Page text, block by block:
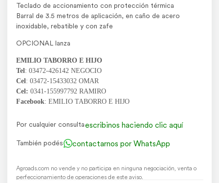
Teclado de accionamiento con protección térmica
Barral de 3.5 metros de aplicación, en caño de acero
inoxidable, rebatible y con zafe
OPCIONAL lanza
EMILIO TABORRO E HIJO
Tel : 03472-426142 NEGOCIO
Cel : 03472-15433032 OMAR
Cel: 0341-155997792 RAMIRO
Facebook: EMILIO TABORRO E HIJO
Por cualquier consultaescribinos haciendo clic aquí
También podés contactarnos por WhatsApp
Agroads.com no vende y no participa en ninguna negociación, venta o
perfeccionamiento de operaciones de este aviso.